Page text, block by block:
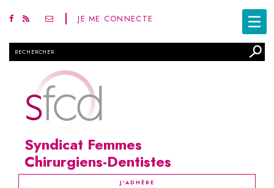
JE ME CONNECTE
Syndicat Femmes
Chirurgiens-Dentistes
J'ADHÈRE